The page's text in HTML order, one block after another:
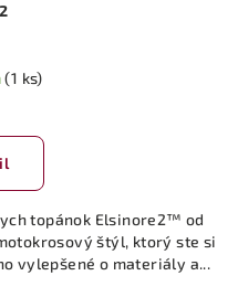
(1 ks)
topánok Elsinore2™ od
štýl, ktorý ste si
vylepšené o materiály a...